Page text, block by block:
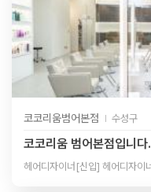
코코리움범어본점 수성구
코코리움 범어본점입니다.